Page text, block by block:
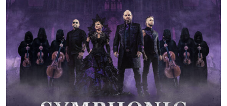
Team
Contact
Jobs
Tickets & Merch